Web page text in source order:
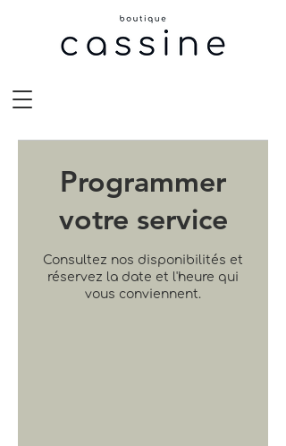
Programmer
votre service
Consultez nos disponibilités et
réservez la date et l'heure qui
vous conviennent.